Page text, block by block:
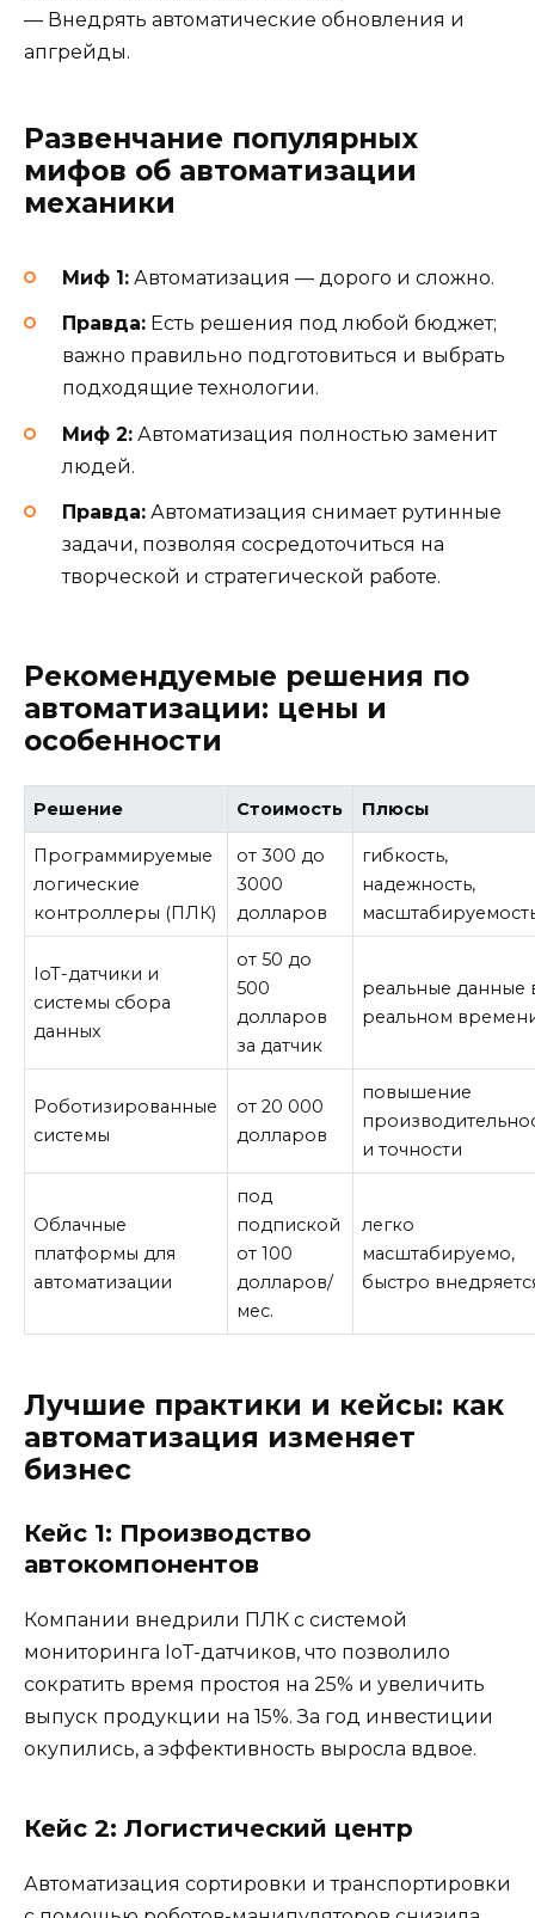
— Внедрять автоматические обновления и
апгрейды.
Развенчание популярных
мифов об автоматизации
механики
Миф 1: Автоматизация — дорого и сложно.
Правда: Есть решения под любой бюджет;
важно правильно подготовиться и выбрать
подходящие технологии.
Миф 2: Автоматизация полностью заменит
людей.
Правда: Автоматизация снимает рутинные
задачи, позволяя сосредоточиться на
творческой и стратегической работе.
Рекомендуемые решения по
автоматизации: цены и
особенности
Решение Стоимость Плюсы
Программируемые
логические
контроллеры (ПЛК)
от 300 до
3000
долларов
гибкость,
надежность,
IoT-датчики и
системы сбора
данных
от 50 до
500
долларов
за датчик
реальные данные
реальном
Роботизированные
системы
от 20 000
долларов
повышение
и точности
Облачные
платформы для
автоматизации
под
подпиской
от 100
долларов/
мес.
легко
масштабируемо,
быстро
Лучшие практики и кейсы: как
автоматизация изменяет
бизнес
Кейс 1: Производство
автокомпонентов
Компании внедрили ПЛК с системой
мониторинга IoT-датчиков, что позволило
сократить время простоя на 25% и увеличить
выпуск продукции на 15%. За год инвестиции
окупились, а эффективность выросла вдвое.
Кейс 2: Логистический центр
Автоматизация сортировки и транспортировки